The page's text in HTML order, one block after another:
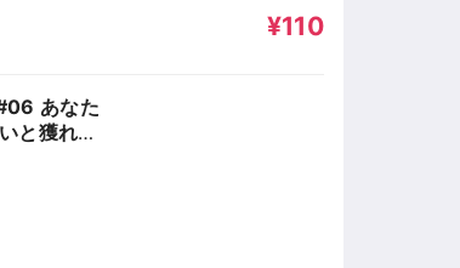
¥110
あなた
と獲れな